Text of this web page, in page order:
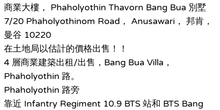
商業大樓， Phaholyothin Thavorn Bang Bua 別墅
7/20 Phaholyothinom Road， Anusawari， 邦肯，
曼谷 10220
在土地局以估計的價格出售！！
4 層商業建築出租/出售，Bang Bua Villa，
Phaholyothin 路。
Phaholyothin 路旁
靠近 Infantry Regiment 10.9 BTS 站和 BTS Bang